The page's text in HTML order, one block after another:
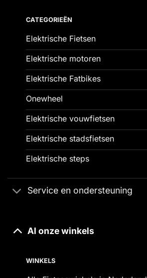
CATEGORIEËN
Elektrische Fietsen
Elektrische motoren
Elektrische Fatbikes
Onewheel
Elektrische vouwfietsen
Elektrische stadsfietsen
Elektrische steps
Service en ondersteuning
Al onze winkels
WINKELS